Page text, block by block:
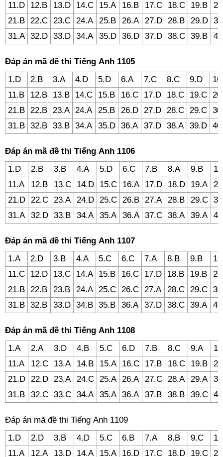
11.D
12.B 13.D 14.C 15.A 16.B 17.C 18.C 19.B
21.B 22.C 23.C 24.A 25.B 26.A 27.D 28.B 29.D
31.A 32.D 33.D 34.A 35.D 36.D 37.D 38.C 39.B
Đáp án mã đề thi Tiếng Anh 1105
1.D
2.B 3.A 4.D 5.D 6.A 7.C 8.C 9.D
11.B
12.B 13.B 14.C 15.B 16.C 17.D 18.C 19.C
21.B 22.B 23.A 24.A 25.B 26.D 27.D 28.C 29.C
31.B 32.B 33.B 34.A 35.D 36.A 37.D 38.A 39.D
Đáp án mã đề thi Tiếng Anh 1106
1.D
2.B 3.B 4.A 5.D 6.C 7.B 8.A 9.B
11.A
12.B 13.C 14.D 15.C 16.A 17.D 18.D 19.A
21.D 22.C 23.A 24.D 25.C 26.B 27.A 28.B 29.C
31.A
32.D 33.B 34.A 35.A 36.A 37.C 38.A 39.A
Đáp án mã đề thi Tiếng Anh 1107
1.A
2.D 3.B 4.A 5.C 6.C 7.A 8.B 9.B
11.C
12.D 13.C 14.A 15.B 16.C 17.D 18.B 19.B
21.B 22.B 23.B 24.A 25.C 26.C 27.A 28.C 29.C
31.B 32.B 33.D 34.B 35.B 36.A 37.D 38.C 39.A
Đáp án mã đề thi Tiếng Anh 1108
1.A
2.A 3.D 4.B 5.C 6.D 7.B 8.C 9.A
11.A
12.C 13.A 14.B 15.A 16.C 17.B 18.C 19.B
21.D 22.D 23.A 24.C 25.A 26.A 27.C 28.A 29.A
31.B
32.C 33.C 34.A 35.A 36.A 37.B 38.B 39.C
Đáp án mã đề thi Tiếng Anh 1109
1.D
2.D 3.B 4.D 5.C 6.B 7.A 8.B 9.C
11.A
12.A 13.D 14.A 15.A 16.D 17.C 18.D 19.C